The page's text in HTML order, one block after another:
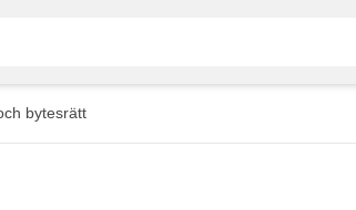
bytesrätt